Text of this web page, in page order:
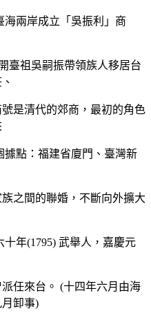
海兩岸成立「吳振利」商
臺祖吳嗣振帶領族人移居台
是清代的郊商，最初的角色
據點：福建省廈門、臺灣新
之間的聯婚，不斷向外擴大
年(1795) 武舉人，嘉慶元
任來台。 (十四年六月由海
卸事)